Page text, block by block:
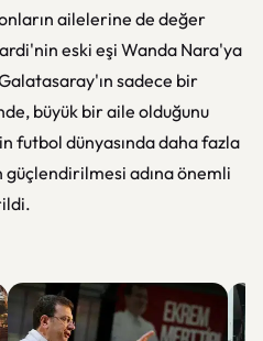
ailelerine de değer
eski eşi Wanda Nara'ya
sadece bir
büyük bir aile olduğunu
futbol dünyasında daha fazla
güçlendirilmesi adına önemli